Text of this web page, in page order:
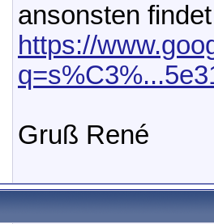
ansonsten
https://
Gruß René